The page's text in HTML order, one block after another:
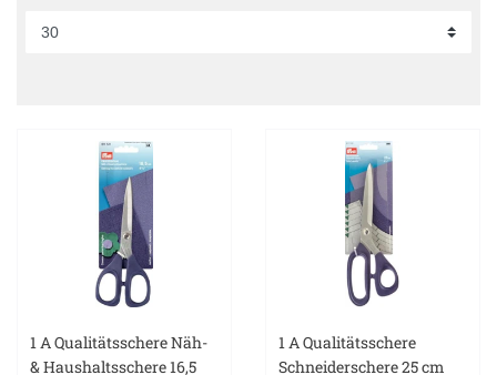
1 A Qualitätsschere Näh-
& Haushaltsschere 16,5
1 A Qualitätsschere
Schneiderschere 25 cm